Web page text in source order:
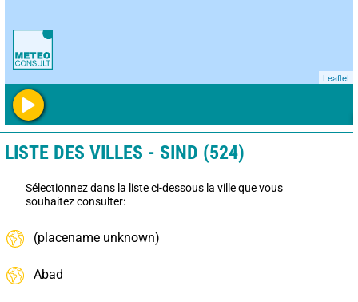
Leaflet
LISTE DES VILLES - SIND (524)
Sélectionnez dans la liste ci-dessous la ville que vous
souhaitez consulter:
(placename unknown)
Abad